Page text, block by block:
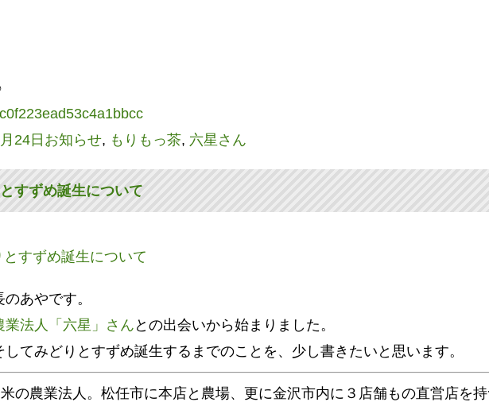
24日 カ
テ
ゴ
お知らせ, もりもっ茶, 六星さん
すずめ誕生について
あやです。
業法人「六星」さん との出会いから始まりました。
てみどりとすずめ誕生するまでのことを、少し書きたいと思います。
の農業法人。松任市に本店と農場、更に金沢市内に３店舗もの直営店を